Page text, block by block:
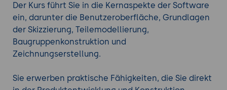
Der Kurs führt Sie in die Kernaspekte der Software
ein, darunter die Benutzeroberfläche, Grundlagen
der Skizzierung, Teilemodellierung,
Baugruppenkonstruktion und
Zeichnungserstellung.
Sie erwerben praktische Fähigkeiten, die Sie direkt